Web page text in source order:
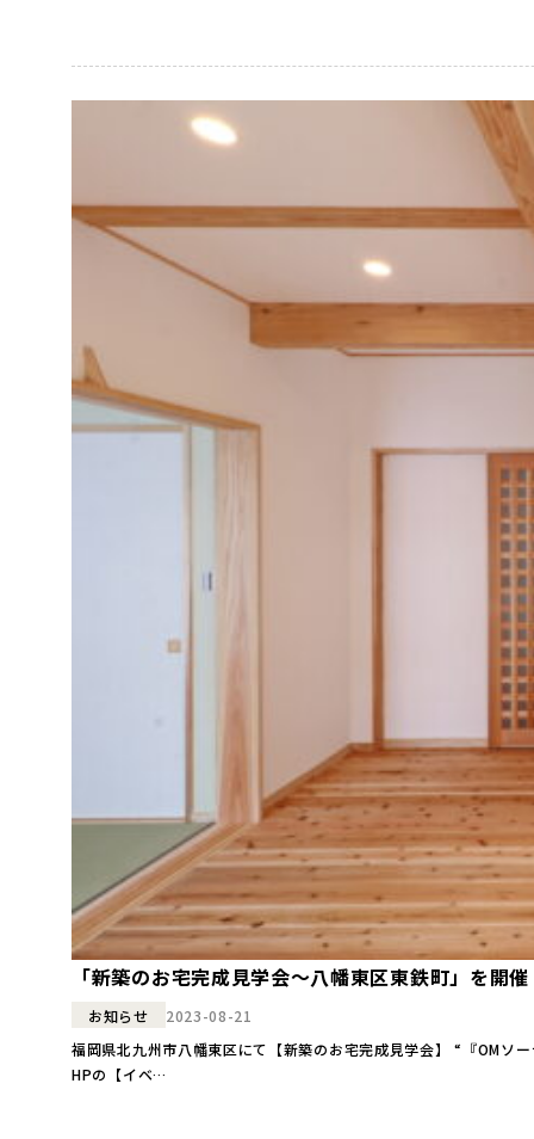
「新築のお宅完成見学会～八幡東区東鉄町」を開催
お知らせ
2023-08-21
福岡県北九州市八幡東区にて【新築のお宅完成見学会】 “『OMソーラー』夏の心地よさ体感会”を開催しま
HPの【イベ…